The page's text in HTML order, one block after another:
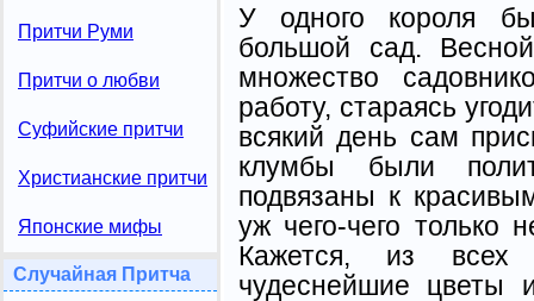
Притчи Руми
Притчи о любви
Суфийские притчи
Христианские притчи
Японские мифы
Случайная Притча
У одного короля
большой сад.
множество
работу, стараясь
всякий день сам
клумбы были
подвязаны к
уж чего-чего только
Кажется, из всех
чудеснейшие цветы